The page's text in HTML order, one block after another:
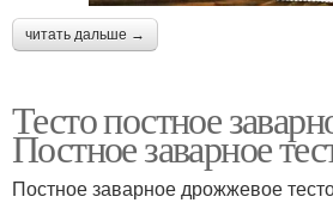
читать дальше →
Тесто постное
Постное заварное
Постное заварное дрожжевое